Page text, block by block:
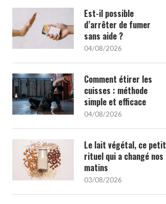
Est-il possible
d’arrêter de fumer
sans aide ?
04/08/2026
Comment étirer les
cuisses : méthode
simple et efficace
04/08/2026
Le lait végétal, ce petit
rituel qui a changé nos
matins
03/08/2026